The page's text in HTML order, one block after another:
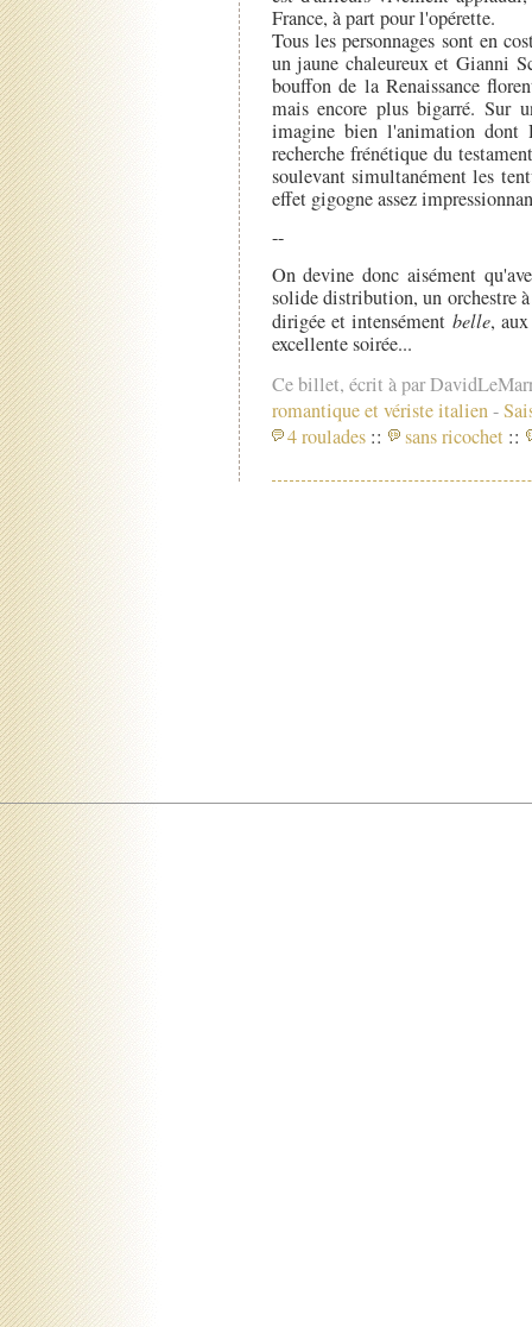
France, à part pour l'opérette.
Tous les personnages sont en
un jaune chaleureux et Gianni
bouffon de la Renaissance
mais encore plus bigarré. Sur
imagine bien l'animation
recherche frénétique du
soulevant simultanément les
effet gigogne assez
--
On devine donc aisément
solide distribution, un orchestre
dirigée et intensément belle,
excellente soirée...
Ce billet, écrit à par
romantique et vériste italien-
4 roulades :: sans ricochet ::